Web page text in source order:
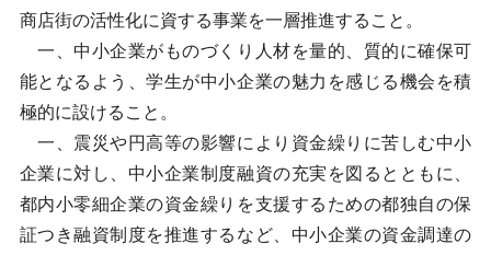
商店街の活性化に資する事業を一層推進すること。
一、中小企業がものづくり人材を量的、質的に確保可
能となるよう、学生が中小企業の魅力を感じる機会を積
極的に設けること。
一、震災や円高等の影響により資金繰りに苦しむ中小
企業に対し、中小企業制度融資の充実を図るとともに、
都内小零細企業の資金繰りを支援するための都独自の保
証つき融資制度を推進するなど、中小企業の資金調達の